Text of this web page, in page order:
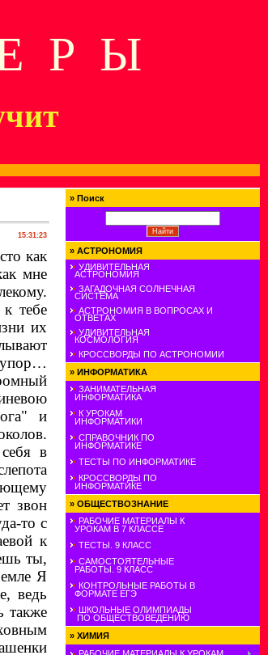
Р Ы
15:31:23
как
мне
тебе
их
упор…
и
в
звон
то с
к
ты,
Я
ведь
также
» Поиск
» АСТРОНОМИЯ
УДИВИТЕЛЬНАЯ
АСТРОНОМИЯ
ЗАГАДОЧНАЯ СОЛНЕЧНАЯ
СИСТЕМА
АСТРОНОМИЯ В ВОПРОСАХ И
ОТВЕТАХ
УДИВИТЕЛЬНАЯ
КОСМОЛОГИЯ
КРОССВОРДЫ ПО АСТРОНОМИИ
» ИНФОРМАТИКА
ЗАНИМАТЕЛЬНАЯ
ИНФОРМАТИКА
К УРОКАМ
ИНФОРМАТИКИ
СПРАВОЧНИК ПО
ИНФОРМАТИКЕ
ТЕСТЫ ПО ИНФОРМАТИКЕ
КРОССВОРДЫ ПО
ИНФОРМАТИКЕ
» ОБЩЕСТВОЗНАНИЕ
РАБОЧИЕ МАТЕРИАЛЫ К
УРОКАМ В 7 КЛАССЕ
ТЕСТЫ. 9 КЛАСС
САМОСТОЯТЕЛЬНЫЕ
РАБОТЫ. 9 КЛАСС
КОНТРОЛЬНЫЕ РАБОТЫ В
ФОРМАТЕ ЕГЭ
ШКОЛЬНЫЕ ОЛИМПИАДЫ
ПО ОБЩЕСТВОВЕДЕНИЮ
» ХИМИЯ